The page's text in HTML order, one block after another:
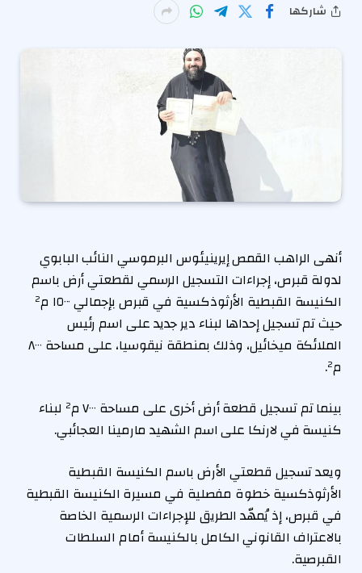
شاركها
أنهى الراهب القمص إيرينيئوس البرموسي النائب البابوي
لدولة قبرص، إجراءات التسجيل الرسمي لقطعتي أرض باسم
الكنيسة القبطية الأرثوذكسية في قبرص بإجمالي ١٥٠٠٠ م²
حيث تم تسجيل إحداها لبناء دير جديد على اسم رئيس
الملائكة ميخائيل، وذلك بمنطقة نيقوسيا، على مساحة ٨٠٠٠
م².
بينما تم تسجيل قطعة أرض أخرى على مساحة ٧٠٠٠ م² لبناء
كنيسة في لارنكا على اسم الشهيد مارمينا العجائبي.
ويعد تسجيل قطعتي الأرض باسم الكنيسة القبطية
الأرثوذكسية خطوة مفصلية في مسيرة الكنيسة القبطية
في قبرص، إذ يُمهّد الطريق للإجراءات الرسمية الخاصة
بالاعتراف القانوني الكامل بالكنيسة أمام السلطات
القبرصية.